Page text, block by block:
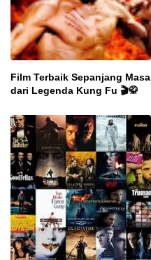
Film Terbaik Sepanjang Masa
dari Legenda Kung Fu 🎬🥋